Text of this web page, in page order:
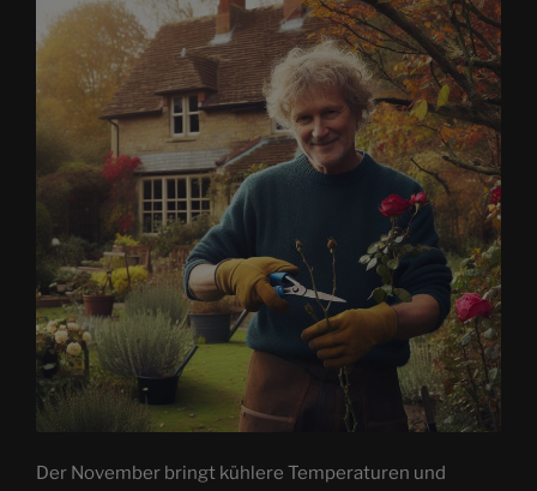
Der November bringt kühlere Temperaturen und